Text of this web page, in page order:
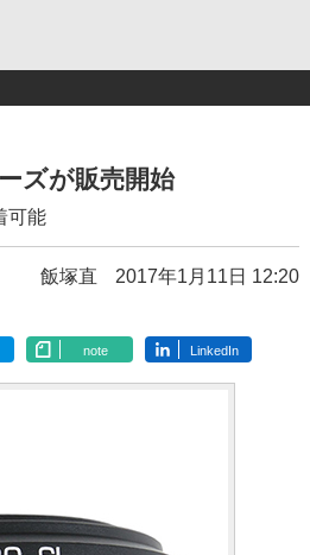
ズが販売開始
可能
飯塚直 2017年1月11日 12:20
note LinkedIn